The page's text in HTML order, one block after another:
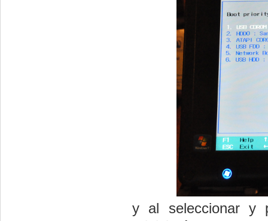
y al seleccionar y